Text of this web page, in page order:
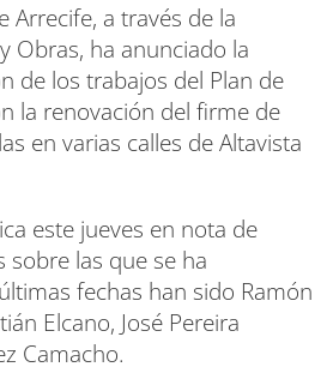
Arrecife, a través de la
Obras, ha anunciado la
de los trabajos del Plan de
la renovación del firme de
en varias calles de Altavista
este jueves en nota de
sobre las que se ha
fechas han sido Ramón
Elcano, José Pereira
Camacho.